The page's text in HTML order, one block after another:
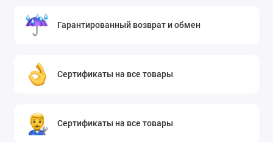
Гарантированный возврат и обмен
Сертификаты на все товары
Сертификаты на все товары